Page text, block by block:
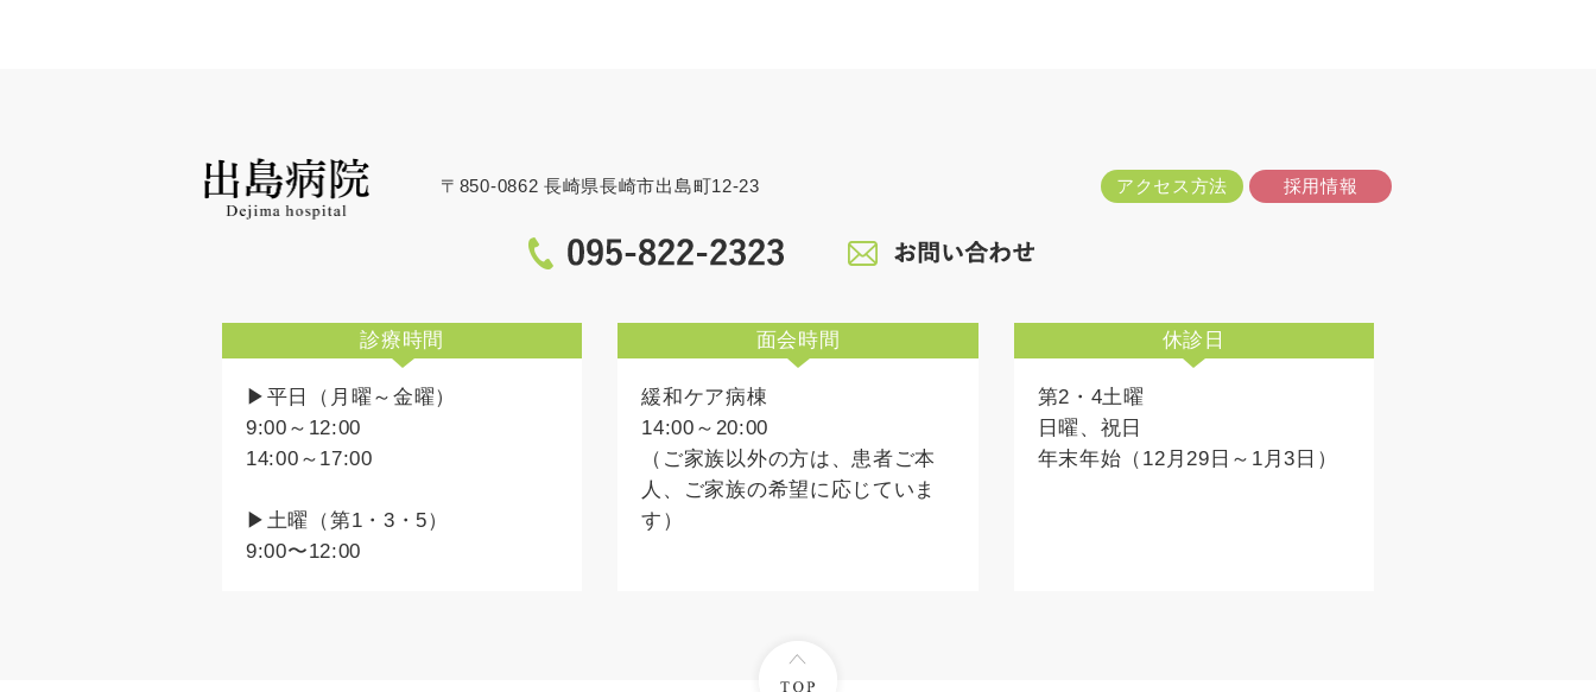
〒850-0862 長崎県長崎市出島町12-23 アクセス方法 採用情報
診療時間
▶平日（月曜～金曜）
9:00～12:00
14:00～17:00
▶土曜（第1・3・5）
9:00〜12:00
面会時間
緩和ケア病棟
14:00～20:00
（ご家族以外の方は、患者ご本
人、ご家族の希望に応じていま
す）
休診日
第2・4土曜
日曜、祝日
年末年始（12月29日～1月3日）